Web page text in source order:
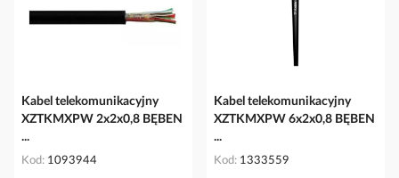
Kabel telekomunikacyjny
XZTKMXPW 2x2x0,8 BĘBEN
...
Kod 1093944
Kabel telekomunikacyjny
XZTKMXPW 6x2x0,8 BĘBEN
...
Kod 1333559